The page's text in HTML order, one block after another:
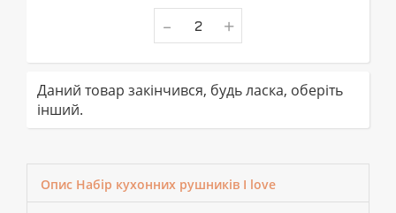
- +
Даний товар закінчився, будь ласка, оберіть
інший.
Опис Набір кухонних рушників I love